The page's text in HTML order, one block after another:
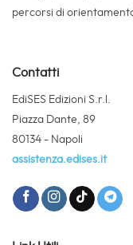
percorsi di
Contatti
EdiSES Edizioni S.r.l.
Piazza Dante, 89
80134 - Napoli
assistenza.edises.it